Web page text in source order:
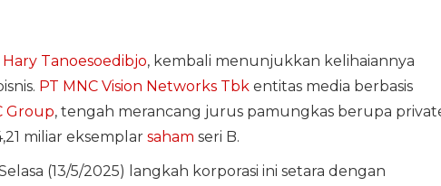
Hary Tanoesoedibjo, kembali menunjukkan kelihaiannya
PT MNC Vision Networks Tbk entitas media berbasis
Group, tengah merancang jurus pamungkas berupa
miliar eksemplar saham seri B.
(13/5/2025) langkah korporasi ini setara dengan